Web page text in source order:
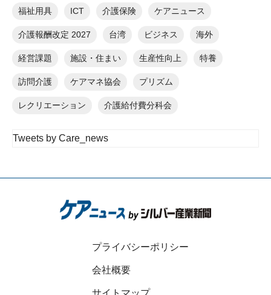
福祉用具 ICT 介護保険 ケアニュース
介護報酬改定 2027 台湾 ビジネス 海外
経営課題 施設・住まい 生産性向上 特養
訪問介護 ケアマネ協会 プリズム
レクリエーション 介護給付費分科会
Tweets by Care_news
プライバシーポリシー
会社概要
サイトマップ